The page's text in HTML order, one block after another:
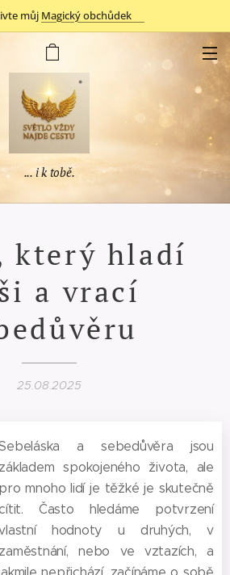
můj Magický obchůdek✨
... i k tobě.
který hladí
a vrací
25.08.2025
a sebedůvěra jsou
základem spokojeného života, ale
pro mnoho lidí je těžké je skutečně
Často hledáme potvrzení
hodnoty u druhých, v
zaměstnání, nebo ve vztazích, a